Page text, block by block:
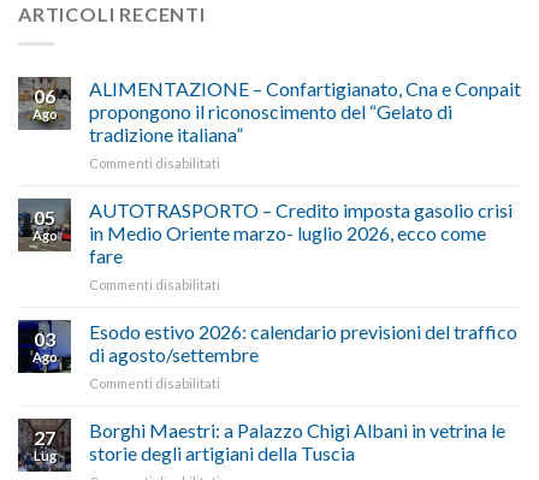
ARTICOLI RECENTI
06
Ago
ALIMENTAZIONE – Confartigianato, Cna e Conpait
propongono il riconoscimento del “Gelato di
tradizione italiana”
Commenti disabilitati
–
Confartigianato,
Cna
il
riconoscimento
del
tradizione
italiana”
05
Ago
AUTOTRASPORTO – Credito imposta gasolio crisi
in Medio Oriente marzo- luglio 2026, ecco come
fare
Commenti disabilitati
–
Credito
imposta
in
Medio
Oriente
03
Ago
Esodo estivo 2026: calendario previsioni del traffico
di agosto/settembre
Commenti disabilitati
estivo
2026:
calendario
27
Lug
Borghi Maestri: a Palazzo Chigi Albani in vetrina le
storie degli artigiani della Tuscia